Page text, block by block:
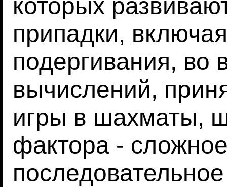
которых
припадки,
подергивания, во
вычислений,
игры в шахматы,
фактора -